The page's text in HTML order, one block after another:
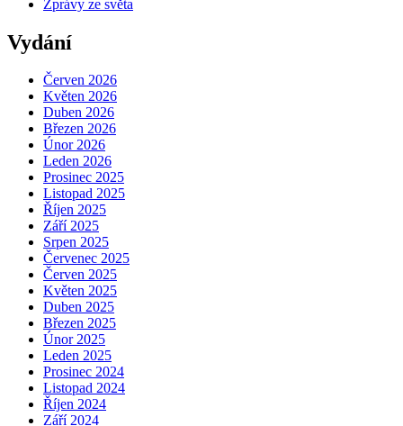
Zprávy ze světa
Vydání
Červen 2026
Květen 2026
Duben 2026
Březen 2026
Únor 2026
Leden 2026
Prosinec 2025
Listopad 2025
Říjen 2025
Září 2025
Srpen 2025
Červenec 2025
Červen 2025
Květen 2025
Duben 2025
Březen 2025
Únor 2025
Leden 2025
Prosinec 2024
Listopad 2024
Říjen 2024
Září 2024